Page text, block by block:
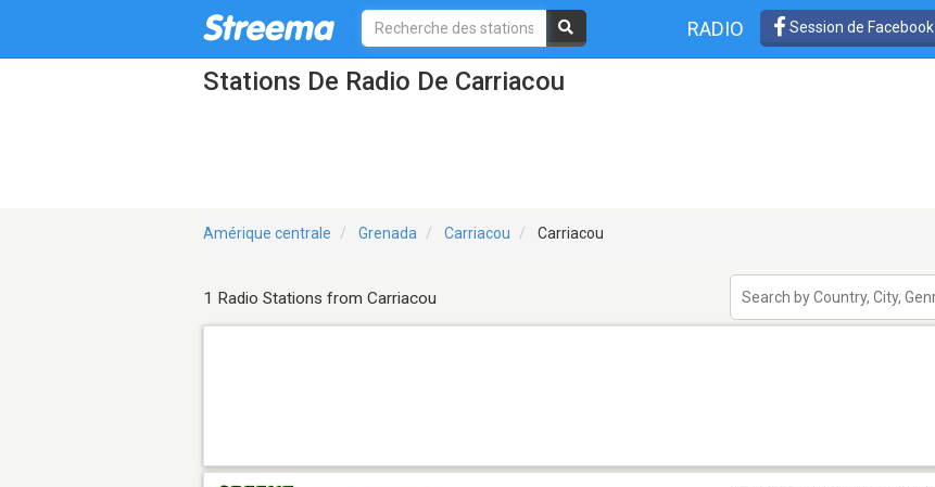
RADIO Session de Facebook
Stations De Radio De Carriacou
Amérique centrale Grenada Carriacou Carriacou
1 Radio Stations from Carriacou